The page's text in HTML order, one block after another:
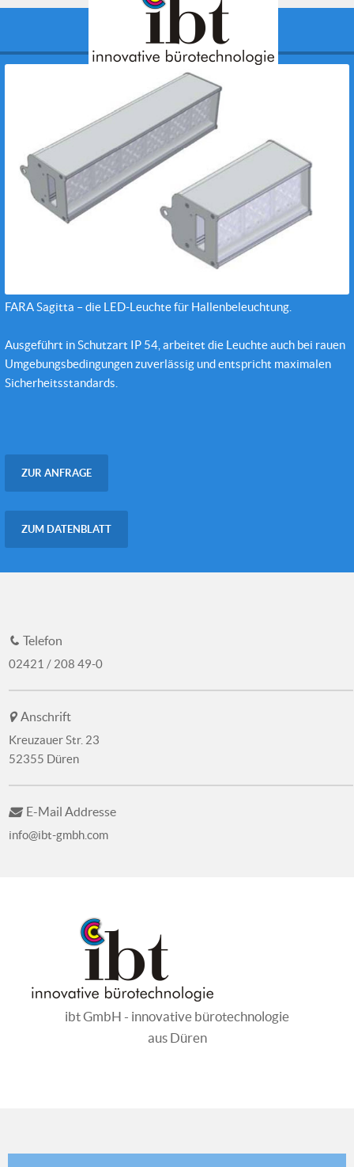
FARA Sagitta – die LED-Leuchte für Hallenbeleuchtung.
Ausgeführt in Schutzart IP 54, arbeitet die Leuchte auch bei rauen
Umgebungsbedingungen zuverlässig und entspricht maximalen
Sicherheitsstandards.
ZUR ANFRAGE
ZUM DATENBLATT
Telefon
02421 / 208 49-0
Anschrift
Kreuzauer Str. 23
52355 Düren
E-Mail Addresse
info@ibt-gmbh.com
ibt GmbH - innovative bürotechnologie
aus Düren